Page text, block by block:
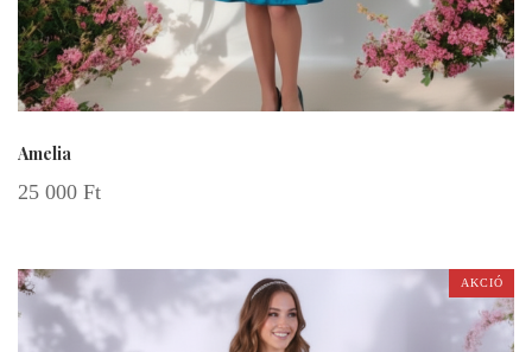
Amelia
25 000 Ft
AKCIÓ